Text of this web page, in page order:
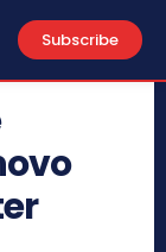
Subscribe